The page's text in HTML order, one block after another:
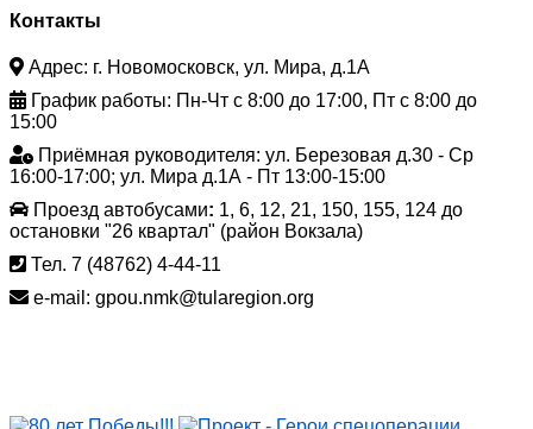
Контакты
Адрес: г. Новомосковск, ул. Мира, д.1А
График работы: Пн-Чт с 8:00 до 17:00, Пт с 8:00 до
15:00
Приёмная руководителя: ул. Березовая д.30 - Ср
16:00-17:00; ул. Мира д.1А - Пт 13:00-15:00
Проезд автобусами: 1, 6, 12, 21, 150, 155, 124 до
остановки "26 квартал" (район Вокзала)
Тел. 7 (48762) 4-44-11
e-mail: gpou.nmk@tularegion.org